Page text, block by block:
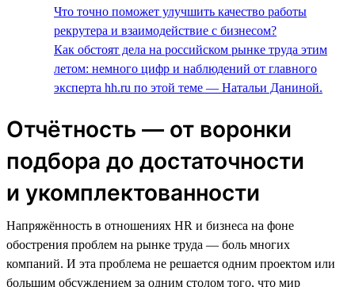
Что точно поможет улучшить качество работы
рекрутера и взаимодействие с бизнесом?
Как обстоят дела на российском рынке труда этим
летом: немного цифр и наблюдений от главного
эксперта hh.ru по этой теме — Натальи Даниной.
Отчётность — от воронки
подбора до достаточности
и укомплектованности
Напряжённость в отношениях HR и бизнеса на фоне
обострения проблем на рынке труда — боль многих
компаний. И эта проблема не решается одним проектом или
большим обсуждением за одним столом того, что мир